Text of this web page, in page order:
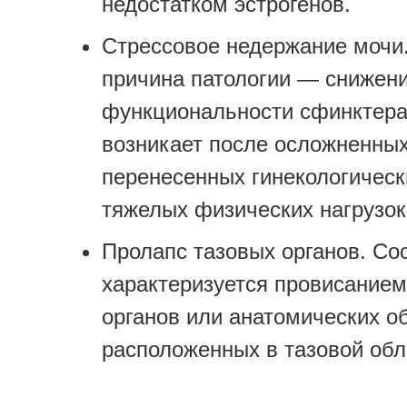
Стрессовое недержание
причина патологии —
функциональности
возникает после
перенесенных
тяжелых физических
Пролапс тазовых органов.
характеризуется
органов или анатомических
расположенных в тазовой